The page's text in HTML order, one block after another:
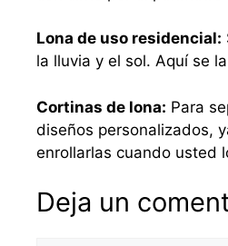
Lona de uso residencial:
la lluvia y el sol. Aquí se
Cortinas de lona: Para
diseños personalizados,
enrollarlas cuando usted
Deja un